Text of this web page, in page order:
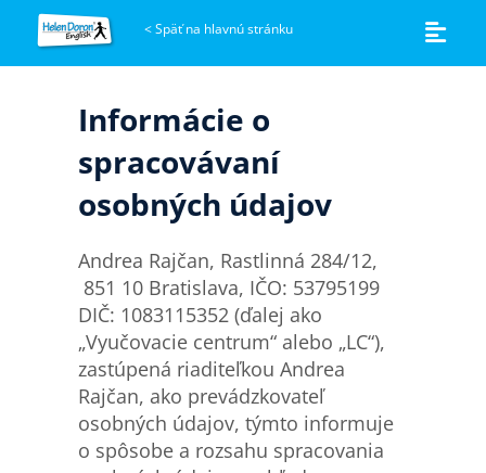
<Späť na hlavnú stránku
Informácie o
spracovávaní
osobných údajov
Andrea Rajčan, Rastlinná 284/12,
851 10 Bratislava, IČO: 53795199
DIČ: 1083115352 (ďalej ako
„Vyučovacie centrum“ alebo „LC“),
zastúpená riaditeľkou Andrea
Rajčan, ako prevádzkovateľ
osobných údajov, týmto informuje
o spôsobe a rozsahu spracovania